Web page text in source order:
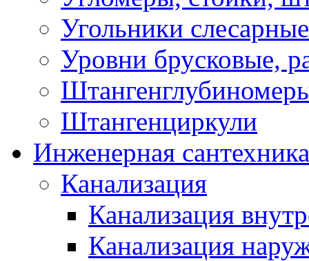
Угольники слесарные
Уровни брусковые,
Штангенциркули
Инженерная сантехника
Канализация
Канализация
Канализация